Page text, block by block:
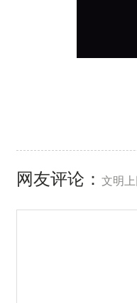
网友评论： 文明